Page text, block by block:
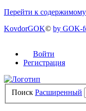
Перейти к содержимому
KovdorGOK© by GOK-
Войти
Регистрация
Поиск Расширенный